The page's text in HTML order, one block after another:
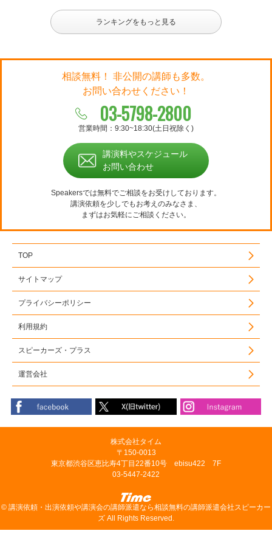
ランキングをもっと見る
相談無料！ 非公開の講師も多数。
お問い合わせください！
03-5798-2800
営業時間：9:30~18:30(土日祝除く)
講演料やスケジュール
お問い合わせ
Speakersでは無料でご相談をお受けしております。
講演依頼を少しでもお考えのみなさま、
まずはお気軽にご相談ください。
TOP
サイトマップ
プライバシーポリシー
利用規約
スピーカーズ・プラス
運営会社
株式会社タイム
〒150-0013
東京都渋谷区恵比寿4丁目22番10号 ebisu422 7F
03-5447-2422
© 講演依頼・出演依頼や講演会の講師派遣なら相談無料の講師派遣会社スピーカー
ズ All Rights Reserved.